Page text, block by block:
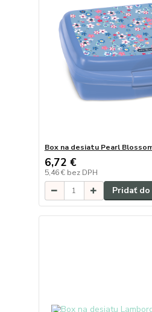
Box na desiatu Pearl
6,72 €
5,46 € bez DPH
Pridať